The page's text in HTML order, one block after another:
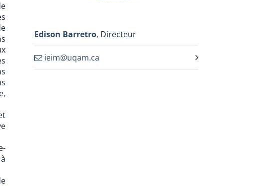
Edison Barretro, Directeur
ieim@uqam.ca